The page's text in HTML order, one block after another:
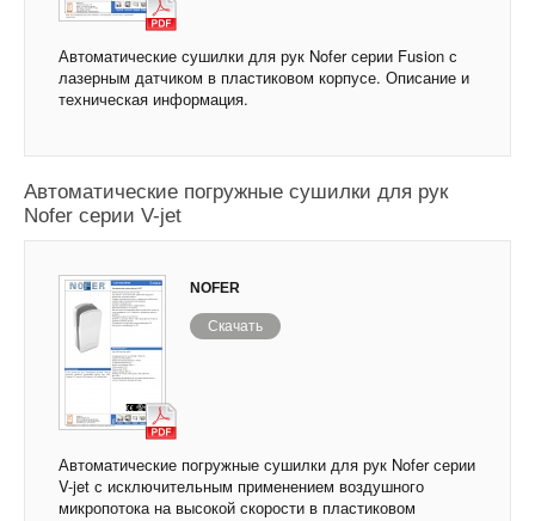
Автоматические сушилки для рук Nofer серии Fusion с
лазерным датчиком в пластиковом корпусе. Описание и
техническая информация.
Автоматические погружные сушилки для рук
Nofer серии V-jet
NOFER
Скачать
Автоматические погружные сушилки для рук Nofer серии
V-jet с исключительным применением воздушного
микропотока на высокой скорости в пластиковом